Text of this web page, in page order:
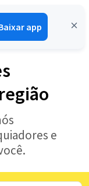
app
Entrar
e